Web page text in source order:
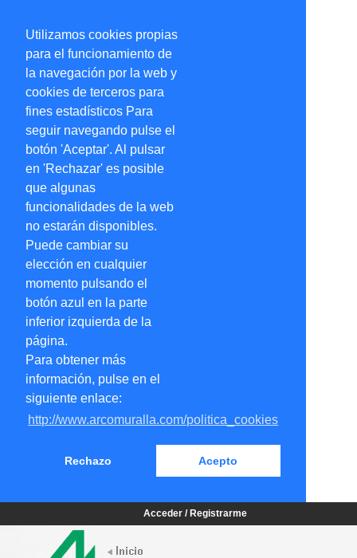
Utilizamos cookies propias
para el funcionamiento de
la navegación por la web y
cookies de terceros para
fines estadísticos Para
seguir navegando pulse el
botón 'Aceptar'. Al pulsar
en 'Rechazar' es posible
que algunas
funcionalidades de la web
no estarán disponibles.
Puede cambiar su
elección en cualquier
momento pulsando el
botón azul en la parte
inferior izquierda de la
página.
Para obtener más
información, pulse en el
siguiente enlace:
http://www.arcomuralla.com/politica_cookies
Rechazo Acepto
Acceder / Registrarme